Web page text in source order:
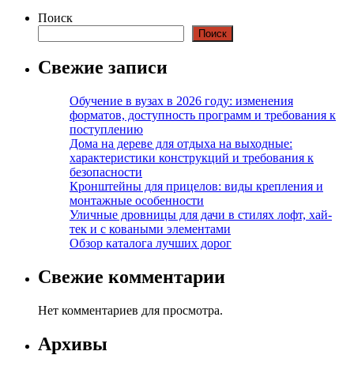
Поиск
Поиск
Свежие записи
Обучение в вузах в 2026 году: изменения
форматов, доступность программ и требования к
поступлению
Дома на дереве для отдыха на выходные:
характеристики конструкций и требования к
безопасности
Кронштейны для прицелов: виды крепления и
монтажные особенности
Уличные дровницы для дачи в стилях лофт, хай-
тек и с коваными элементами
Обзор каталога лучших дорог
Свежие комментарии
Нет комментариев для просмотра.
Архивы